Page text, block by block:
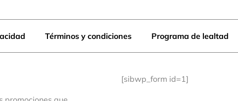
Términos y condiciones Programa de lealtad
[sibwp_form id=1]